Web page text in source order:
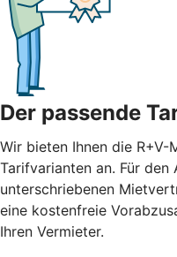
Der passende
Wir bieten Ihnen die
Tarifvarianten an. Für den
unterschriebenen
eine kostenfreie
Ihren Vermieter.